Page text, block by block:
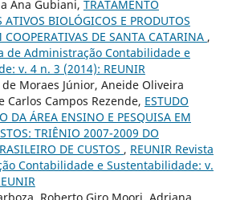
Ana Gubiani, TRATAMENTO
BIOLÓGICOS E PRODUTOS
COOPERATIVAS DE SANTA CATARINA ,
de Administração Contabilidade e
v. 4 n. 3 (2014): REUNIR
Moraes Júnior, Aneide Oliveira
Carlos Campos Rezende, ESTUDO
DA ÁREA ENSINO E PESQUISA EM
TRIÊNIO 2007-2009 DO
DE CUSTOS , REUNIR Revista
Contabilidade e Sustentabilidade: v.